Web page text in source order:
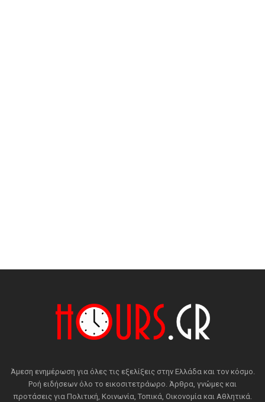
Άμεση ενημέρωση για όλες τις εξελίξεις στην Ελλάδα και τον κόσμο.
Ροή ειδήσεων όλο το εικοσιτετράωρο. Άρθρα, γνώμες και
προτάσεις για Πολιτική, Κοινωνία, Τοπικά, Οικονομία και Αθλητικά.